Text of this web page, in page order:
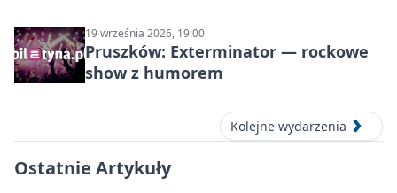
19 września 2026, 19:00
Pruszków: Exterminator — rockowe
show z humorem
Kolejne wydarzenia
Ostatnie Artykuły